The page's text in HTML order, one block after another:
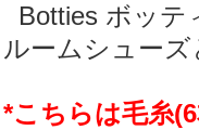
Botties ボッテ
ルームシュー
*こちらは毛糸